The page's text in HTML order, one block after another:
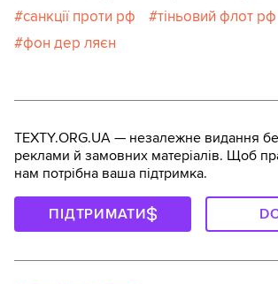
санкції проти рф
тіньовий флот рф
фон дер ляєн
TEXTY.ORG.UA — незалежне видання
реклами й замовних матеріалів. Щоб
нам потрібна ваша підтримка.
ПІДТРИМАТИ